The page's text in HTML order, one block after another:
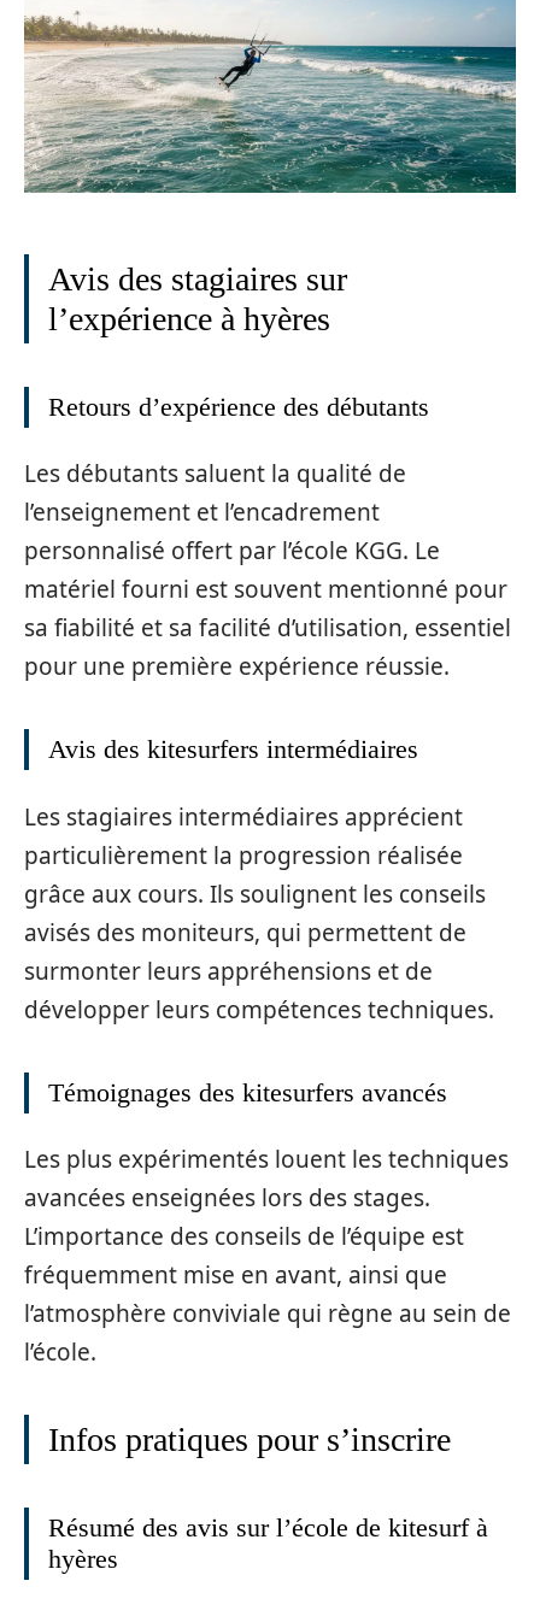
Avis des stagiaires sur
l’expérience à hyères
Retours d’expérience des débutants
Les débutants saluent la qualité de
l’enseignement et l’encadrement
personnalisé offert par l’école KGG. Le
matériel fourni est souvent mentionné pour
sa fiabilité et sa facilité d’utilisation, essentiel
pour une première expérience réussie.
Avis des kitesurfers intermédiaires
Les stagiaires intermédiaires apprécient
particulièrement la progression réalisée
grâce aux cours. Ils soulignent les conseils
avisés des moniteurs, qui permettent de
surmonter leurs appréhensions et de
développer leurs compétences techniques.
Témoignages des kitesurfers avancés
Les plus expérimentés louent les techniques
avancées enseignées lors des stages.
L’importance des conseils de l’équipe est
fréquemment mise en avant, ainsi que
l’atmosphère conviviale qui règne au sein de
l’école.
Infos pratiques pour s’inscrire
Résumé des avis sur l’école de kitesurf à
hyères